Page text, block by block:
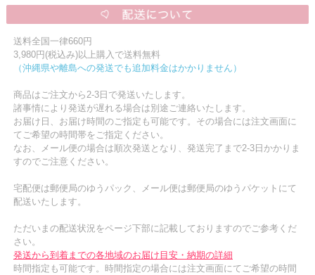
送料全国一律660円
3,980円(税込み)以上購入で送料無料
（沖縄県や離島への発送でも追加料金はかかりません）
商品はご注文から2-3日で発送いたします。
諸事情により発送が遅れる場合は別途ご連絡いたします。
お届け日、お届け時間のご指定も可能です。その場合には注文画面に
てご希望の時間帯をご指定ください。
なお、メール便の場合は順次発送となり、発送完了まで2-3日かかりま
すのでご注意ください。
宅配便は郵便局のゆうパック、メール便は郵便局のゆうパケットにて
配送いたします。
ただいまの配送状況をページ下部に記載しておりますのでご参考くだ
さい。
発送から到着までの各地域のお届け目安・納期の詳細
時間指定も可能です。時間指定の場合には注文画面にてご希望の時間